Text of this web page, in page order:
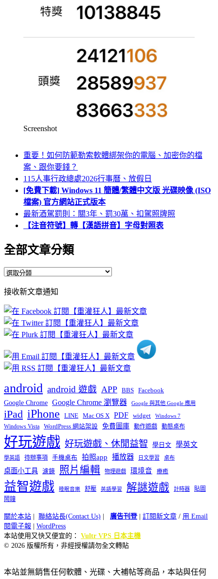
Screenshot
重要！如何防範勒索軟體綁架你的電腦、加密你的檔
案、跟你要錢？
115人事行政總處2026行事曆、放假日
[免費下載] Windows 11 簡體/繁體中文版 光碟映像 (ISO
檔案) 官方網站正式版本
最新酒駕罰則：關3年、罰30萬、扣駕照牌照
【注音符號】轉【漢語拼音】字母對照表
全部文章分類
全
文
章
分
類
接收新文章通知
android android 遊戲 APP BBS Facebook
Google Chrome Google Chrome 瀏覽器 Google 與其他 Google 應用
iPad iPhone LINE Mac OS X PDF widget Windows 7
Windows Vista WordPress 網站架設 免費圖庫 動作遊戲 動態桌布
好玩遊戲 好玩遊戲、休閒益智 學日文 學英文
學英語 待辦事項 手機桌布 拍照app 播放器 日文學習 桌布
桌面小工具 濾鏡 照片編輯 物理遊戲 環境音 療癒
益智遊戲 睡眠音樂 舒壓 英語學習 解謎遊戲 計時器
貼圖
鬧鐘
關於本站 | 聯絡站長(Contact Us) | 廣告刊登| 訂閱新文章 / 用 Email
閱電子報 | WordPress
本站使用又快又便宜的： Vultr VPS 日本主機
© 2026 版權所有，非經授權請勿全文轉貼
本站並無銷售任何軟體、光碟、大補帖等商品，本站與任何